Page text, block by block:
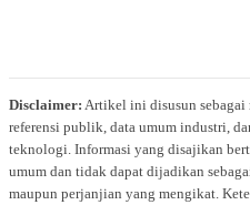
Disclaimer: Artikel ini disusun sebagai
referensi publik, data umum industri,
teknologi. Informasi yang disajikan
umum dan tidak dapat dijadikan
maupun perjanjian yang mengikat.